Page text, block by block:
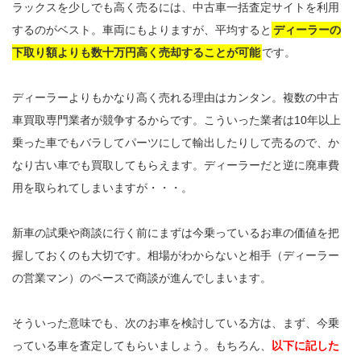
ラックスを少しでも高く売るには、中古車一括査定サイトを利用
するのがベスト。車両にもよりますが、平均すると ディーラーの
下取り額よりも数十万円高く売却することが可能です。
ディーラーよりもかなり高く売れる理由はカンタン。複数の中古
車買取専門業者が競争するからです。こういった業者は10年以上
乗った車でもバラしてパーツにして輸出したりして売るので、か
なり古い車でも買取してもらえます。ディーラーだと逆に廃車費
用を取られてしまいますが・・・。
新車の試乗や商談に行く前にまずは今乗っているお車の価値を把
握しておくのも大切です。相場がわからないと相手（ディーラー
の営業マン）のペースで商談が進んでしまいます。
そういった意味でも、次のお車を検討している方は、まず、今乗
っている車を査定してもらいましょう。もちろん、 以下に記した